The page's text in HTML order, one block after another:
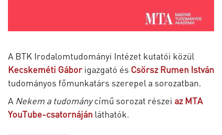
A BTK Irodalomtudományi Intézet kutatói közül
Kecskeméti Gáborigazgató és Csörsz Rumen István
tudományos főmunkatárs szerepel a sorozatban.
ANekem a tudománycímű sorozat részei az MTA
YouTube-csatornáján láthatók.